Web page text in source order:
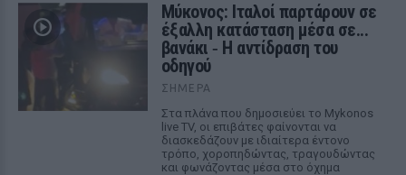
Μύκονος: Ιταλοί παρτάρουν σε
έξαλλη κατάσταση μέσα σε...
βανάκι ‑ Η αντίδραση του
οδηγού
ΣΉΜΕΡΑ
Στα πλάνα που δημοσιεύει το Mykonos
live TV, οι επιβάτες φαίνονται να
διασκεδάζουν με ιδιαίτερα έντονο
τρόπο, χοροπηδώντας, τραγουδώντας
και φωνάζοντας μέσα στο όχημα